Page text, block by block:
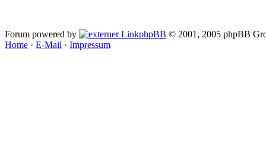
Forum powered by phpBB © 2001, 2005 phpBB
Home · E-Mail · Impressum